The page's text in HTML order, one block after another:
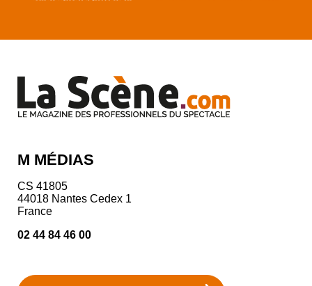
M MÉDIAS
CS 41805
44018 Nantes Cedex 1
France
02 44 84 46 00